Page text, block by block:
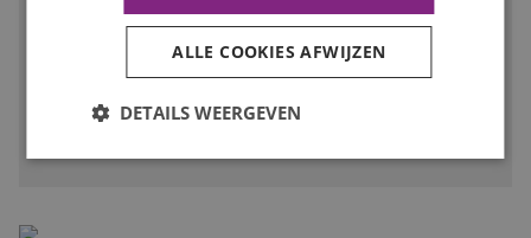
Facebook
LinkedIn
Voeg toe aan favorieten
ALLE COOKIES AFWIJZEN
DETAILS WEERGEVEN